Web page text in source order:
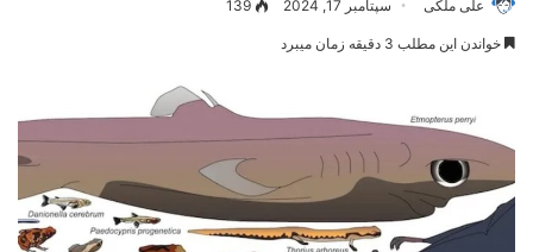
علی ملکی سپتامبر 17, 2024 139
خواندن این مطلب 3 دقیقه زمان میبرد